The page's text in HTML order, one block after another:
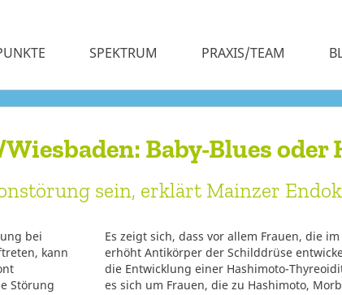
SPEKTRUM PRAXIS/TEAM
Baby-Blues oder
sein, erklärt Mainzer
bei
kann
Störung
Es zeigt sich, dass vor allem Frauen, die
erhöht Antikörper der Schilddrüse
die Entwicklung einer Hashimoto-
es sich um Frauen, die zu Hashimoto,